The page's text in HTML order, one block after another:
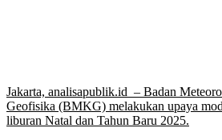
Jakarta, analisapublik.id – Badan
Geofisika (BMKG) melakukan upaya
liburan Natal dan Tahun Baru 2025.